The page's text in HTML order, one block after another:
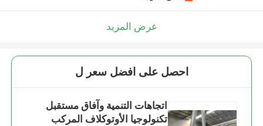
عرض المزيد
احصل على افضل سعر ل
اتجاهات التنمية وآفاق مستقبل
تكنولوجيا الأوتوكلاف المركب